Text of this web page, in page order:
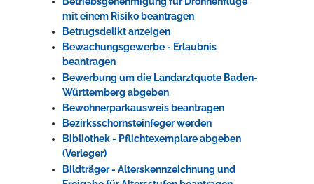
mit einem Risiko beantragen
Betrugsdelikt anzeigen
Bewachungsgewerbe - Erlaubnis
beantragen
Bewerbung um die Landarztquote Baden-
Württemberg abgeben
Bewohnerparkausweis beantragen
Bezirksschornsteinfeger werden
Bibliothek - Pflichtexemplare abgeben
(Verleger)
Bildträger - Alterskennzeichnung und